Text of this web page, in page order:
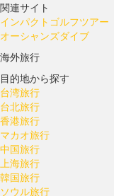
関連サイト
インパクトゴルフツアー
オーシャンズダイブ
海外旅行
目的地から探す
台湾旅行
台北旅行
香港旅行
マカオ旅行
中国旅行
上海旅行
韓国旅行
ソウル旅行